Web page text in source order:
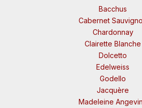
Bacchus
Cabernet
Chardonnay
Clairette Blanche
Dolcetto
Edelweiss
Godello
Jacquère
Madeleine